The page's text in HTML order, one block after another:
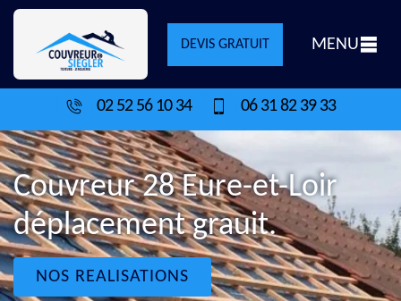
DEVIS GRATUIT MENU
02 52 56 10 34 06 31 82 39 33
Couvreur 28 Eure-et-Loir
déplacement grauit.
NOS REALISATIONS